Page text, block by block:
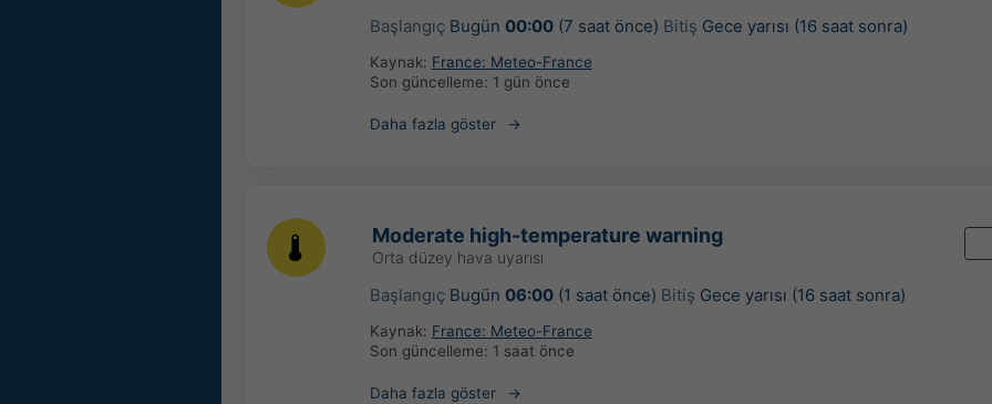
Başlangıç Bugün 00:00(7 saat önce) Bitiş Gece yarısı (16 saat sonra)
Kaynak: France: Meteo-France
Son güncelleme: 1 gün önce
Daha fazla göster
Moderate high-temperature warning
Orta düzey hava uyarısı
Başlangıç Bugün 06:00(1 saat önce) Bitiş Gece yarısı (16 saat sonra)
Kaynak: France: Meteo-France
Son güncelleme: 1 saat önce
Daha fazla göster